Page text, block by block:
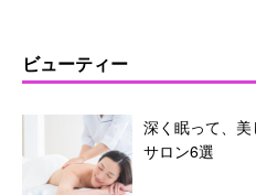
ビューティー
深く眠って、美
サロン6選